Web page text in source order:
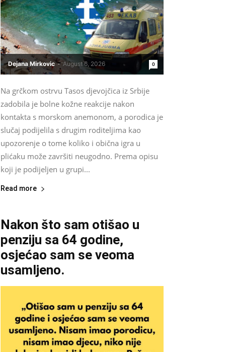
Dejana Mirkovic - August 6, 2026 0
Na grčkom ostrvu Tasos djevojčica iz Srbije
zadobila je bolne kožne reakcije nakon
kontakta s morskom anemonom, a porodica je
slučaj podijelila s drugim roditeljima kao
upozorenje o tome koliko i obična igra u
plićaku može završiti neugodno. Prema opisu
koji je podijeljen u grupi...
Read more
Nakon što sam otišao u
penziju sa 64 godine,
osjećao sam se veoma
usamljeno.